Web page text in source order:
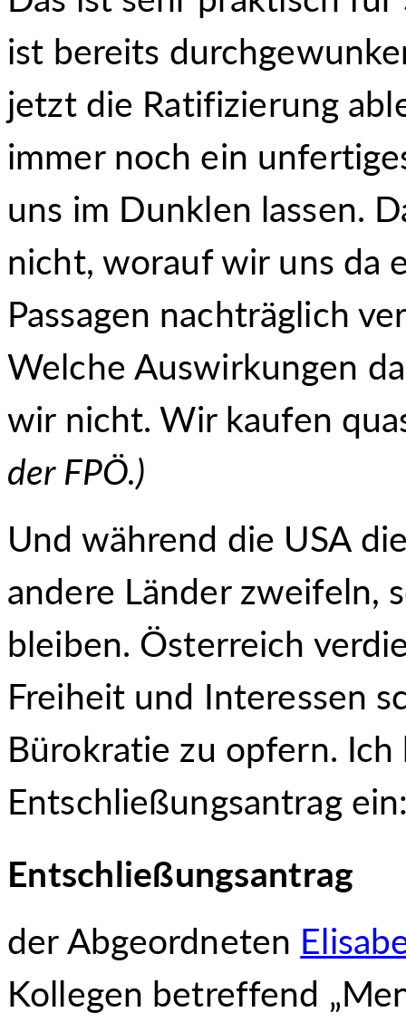
ist bereits
jetzt die Ratifizierung
immer noch ein
uns im Dunklen lassen.
nicht, worauf wir uns da
Passagen nachträglich
Welche Auswirkungen
wir nicht. Wir kaufen
der FPÖ.)
Und während die USA
andere Länder zweifeln,
bleiben. Österreich
Freiheit und Interessen
Bürokratie zu opfern.
Entschließungsantrag
Entschließungsantrag
der Abgeordneten
Kollegen betreffend